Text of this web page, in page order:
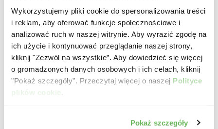
Wykorzystujemy pliki cookie do spersonalizowania treści
i reklam, aby oferować funkcje społecznościowe i
analizować ruch w naszej witrynie. Aby wyrazić zgodę na
ich użycie i kontynuować przeglądanie naszej strony,
kliknij "Zezwól na wszystkie”. Aby dowiedzieć się więcej
o gromadzonych danych osobowych i ich celach, kliknij
"Pokaż szczegóły”. Przeczytaj więcej o naszej Polityce
plików cookie
Pokaż szczegóły
LIFESTAGE • Adult Sterilized Salmon
Pełnowartościowa karma dla kotów dorosłych po
kastracji/sterylizacji.